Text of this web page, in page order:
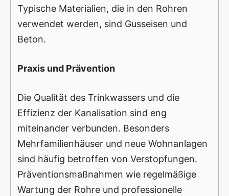
Typische Materialien, die in den Rohren
verwendet werden, sind Gusseisen und
Beton.
Praxis und Prävention
Die Qualität des Trinkwassers und die
Effizienz der Kanalisation sind eng
miteinander verbunden. Besonders
Mehrfamilienhäuser und neue Wohnanlagen
sind häufig betroffen von Verstopfungen.
Präventionsmaßnahmen wie regelmäßige
Wartung der Rohre und professionelle